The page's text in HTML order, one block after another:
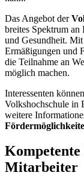
Das Angebot der
breites Spektrum
und Gesundheit.
Ermäßigungen und
die Teilnahme an
möglich machen.
Interessenten
Volkshochschule in
weitere
Mitarbeiter